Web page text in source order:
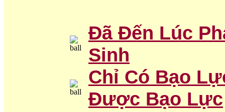
Đã Đến Lúc
Sinh
Chỉ Có Bạo
Được Bạo Lực